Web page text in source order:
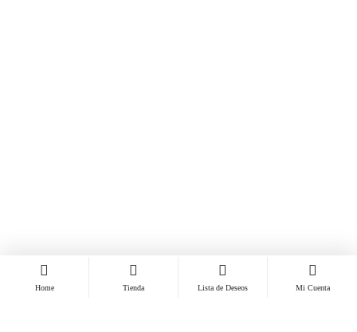
Home Tienda Lista de Deseos Mi Cuenta